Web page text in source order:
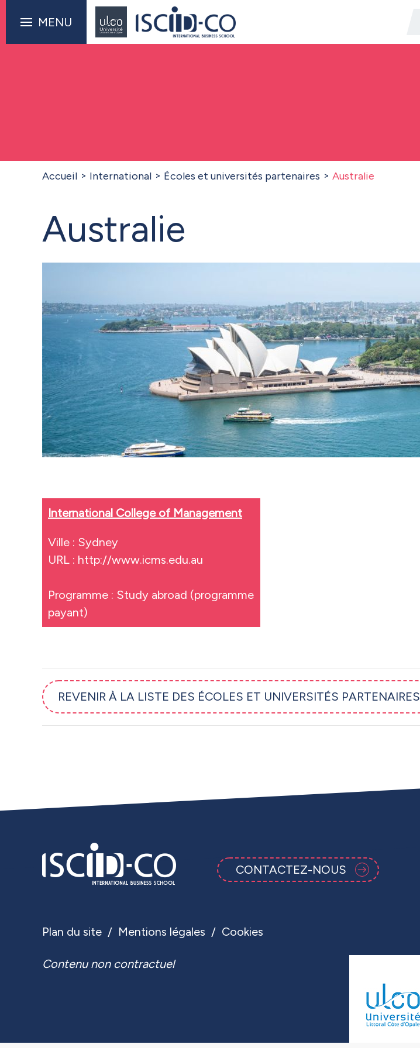
MENU
Accueil International Écoles et universités partenaires Australie
Australie
International College of Management
Ville : Sydney
URL : http://www.icms.edu.au
Programme : Study abroad (programme
payant)
REVENIR À LA LISTE DES ÉCOLES ET UNIVERSITÉS PARTENAIRES
CONTACTEZ-NOUS
Plan du site Mentions légales Cookies
Contenu non contractuel